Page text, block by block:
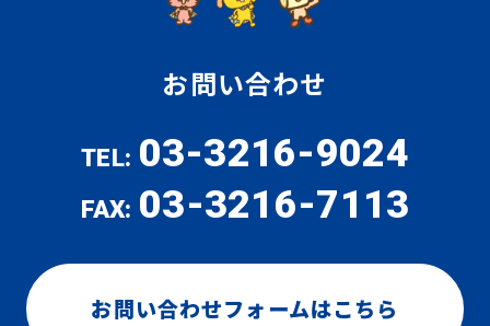
お問い合わせ
TEL: 03-3216-9024
FAX: 03-3216-7113
お問い合わせフォームはこちら